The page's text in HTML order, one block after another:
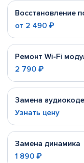
Восстановление
от 2 490 ₽
Ремонт Wi-Fi
2 790 ₽
Замена
Узнать цену
Замена динамика
1 890 ₽